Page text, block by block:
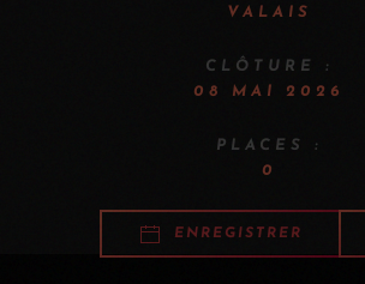
VALAIS
CLÔTURE :
08 MAI 2026
PLACES :
0
ENREGISTRER